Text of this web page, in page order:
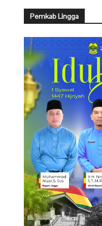
Pemkab Lingga